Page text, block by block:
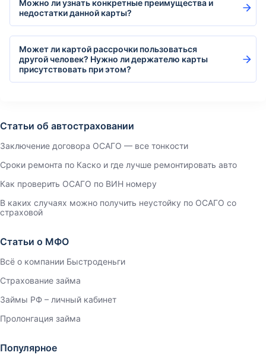
Можно ли узнать конкретные преимущества и
недостатки данной карты?
Может ли картой рассрочки пользоваться
другой человек? Нужно ли держателю карты
присутствовать при этом?
Статьи об автостраховании
Заключение договора ОСАГО — все тонкости
Сроки ремонта по Каско и где лучше ремонтировать авто
Как проверить ОСАГО по ВИН номеру
В каких случаях можно получить неустойку по ОСАГО со
страховой
Статьи о МФО
Всё о компании Быстроденьги
Страхование займа
Займы РФ – личный кабинет
Пролонгация займа
Популярное